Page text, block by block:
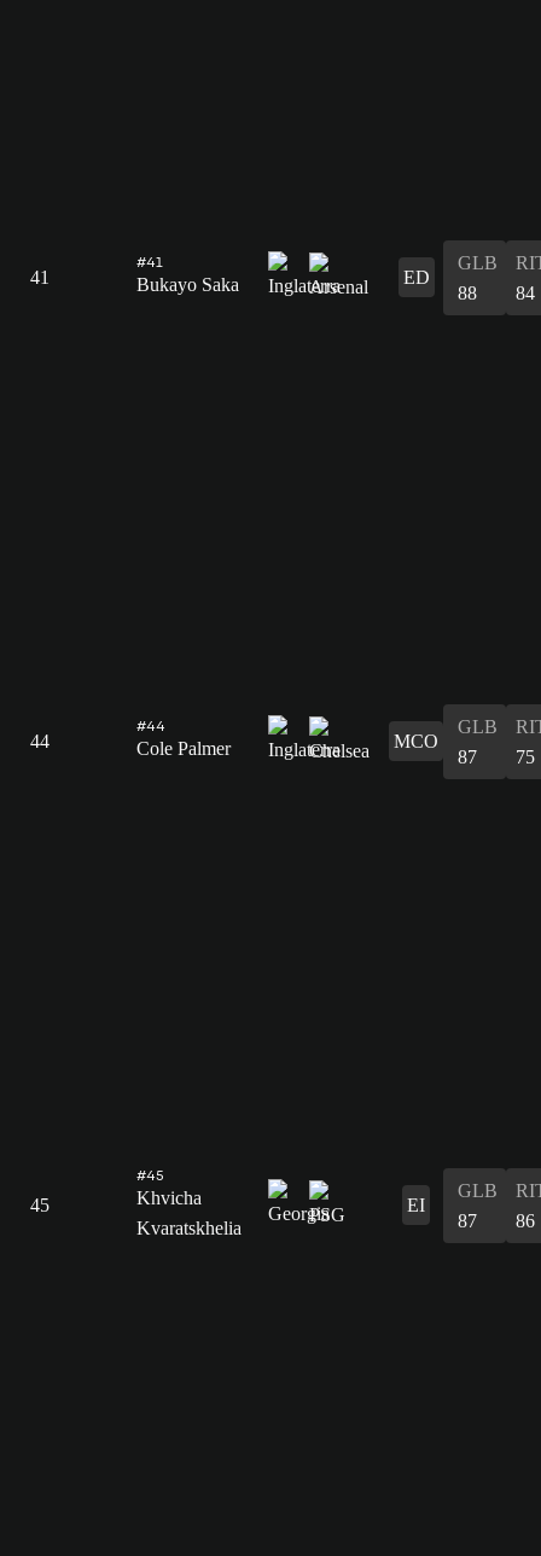
41
#41
Bukayo Saka ED
GLB
88
84
44
#44
Cole Palmer MCO
GLB
87
75
45
#45
Khvicha
Kvaratskhelia
EI
GLB
87
86